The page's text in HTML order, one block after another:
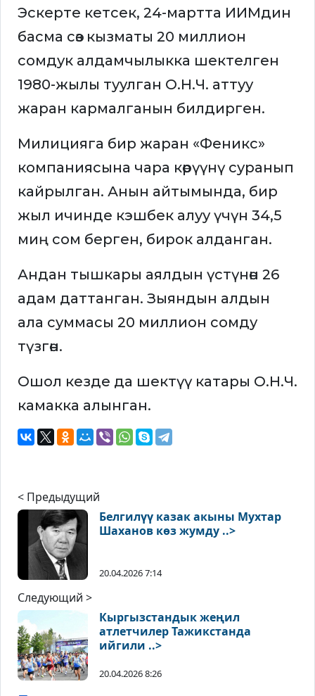
Эскерте кетсек, 24-мартта ИИМдин
басма сөз кызматы 20 миллион
сомдук алдамчылыкка шектелген
1980-жылы туулган О.Н.Ч. аттуу
жаран кармалганын билдирген.
Милицияга бир жаран «Феникс»
компаниясына чара көрүүнү суранып
кайрылган. Анын айтымында, бир
жыл ичинде кэшбек алуу үчүн 34,5
миң сом берген, бирок алданган.
Андан тышкары аялдын үстүнөн 26
адам даттанган. Зыяндын алдын
ала суммасы 20 миллион сомду
түзгөн.
Ошол кезде да шектүү катары О.Н.Ч.
камакка алынган.
< Предыдущий
Белгилүү казак акыны Мухтар
Шаханов көз жумду ..>
20.04.2026 7:14
Следующий >
Кыргызстандык жеңил
атлетчилер Тажикстанда
ийгили ..>
20.04.2026 8:26